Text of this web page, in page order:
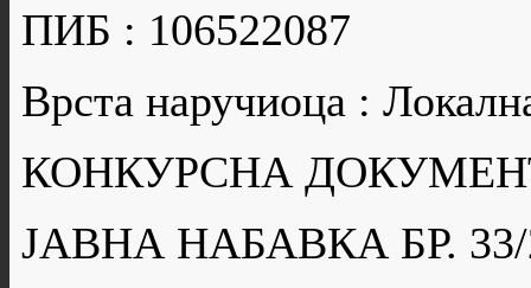
ПИБ : 106522087
Врста наручиоца :
КОНКУРСНА
ЈАВНА НАБАВКА БР. 33/